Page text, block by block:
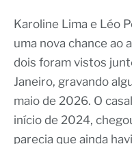
Karoline Lima e Léo
uma nova chance ao
dois foram vistos
Janeiro, gravando
maio de 2026. O
início de 2024,
parecia que ainda